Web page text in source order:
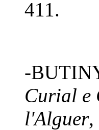
411.
-
Curial e
l'Alguer,